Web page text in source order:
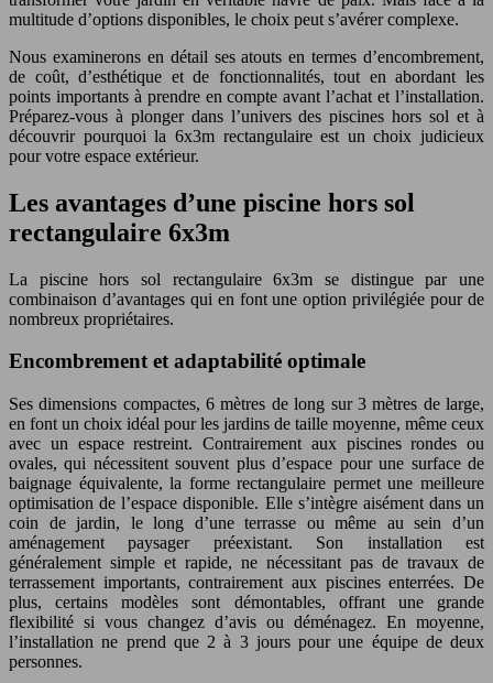
multitude d’options disponibles, le choix peut s’avérer complexe.
Nous examinerons en détail ses atouts en termes d’encombrement,
de coût, d’esthétique et de fonctionnalités, tout en abordant les
points importants à prendre en compte avant l’achat et l’installation.
Préparez-vous à plonger dans l’univers des piscines hors sol et à
découvrir pourquoi la 6x3m rectangulaire est un choix judicieux
pour votre espace extérieur.
Les avantages d’une piscine hors sol
rectangulaire 6x3m
La piscine hors sol rectangulaire 6x3m se distingue par une
combinaison d’avantages qui en font une option privilégiée pour de
nombreux propriétaires.
Encombrement et adaptabilité optimale
Ses dimensions compactes, 6 mètres de long sur 3 mètres de large,
en font un choix idéal pour les jardins de taille moyenne, même ceux
avec un espace restreint. Contrairement aux piscines rondes ou
ovales, qui nécessitent souvent plus d’espace pour une surface de
baignage équivalente, la forme rectangulaire permet une meilleure
optimisation de l’espace disponible. Elle s’intègre aisément dans un
coin de jardin, le long d’une terrasse ou même au sein d’un
aménagement paysager préexistant. Son installation est
généralement simple et rapide, ne nécessitant pas de travaux de
terrassement importants, contrairement aux piscines enterrées. De
plus, certains modèles sont démontables, offrant une grande
flexibilité si vous changez d’avis ou déménagez. En moyenne,
l’installation ne prend que 2 à 3 jours pour une équipe de deux
personnes.